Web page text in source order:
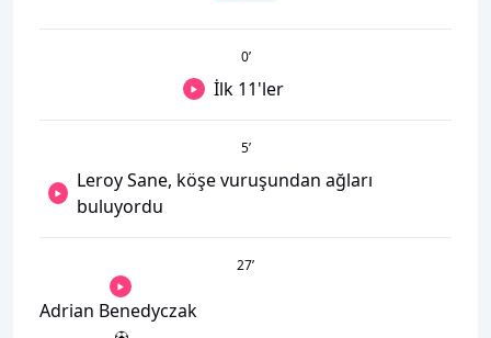
0’
İlk 11'ler
5’
Leroy Sane, köşe vuruşundan ağları
buluyordu
27’
Adrian Benedyczak